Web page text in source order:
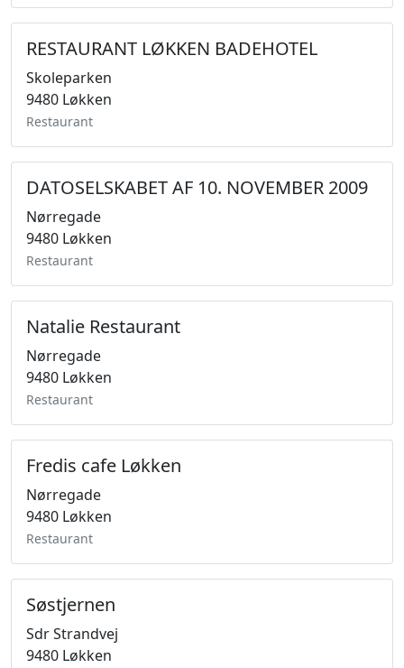
RESTAURANT LØKKEN BADEHOTEL
Skoleparken
9480 Løkken
Restaurant
DATOSELSKABET AF 10. NOVEMBER 2009
Nørregade
9480 Løkken
Restaurant
Natalie Restaurant
Nørregade
9480 Løkken
Restaurant
Fredis cafe Løkken
Nørregade
9480 Løkken
Restaurant
Søstjernen
Sdr Strandvej
9480 Løkken